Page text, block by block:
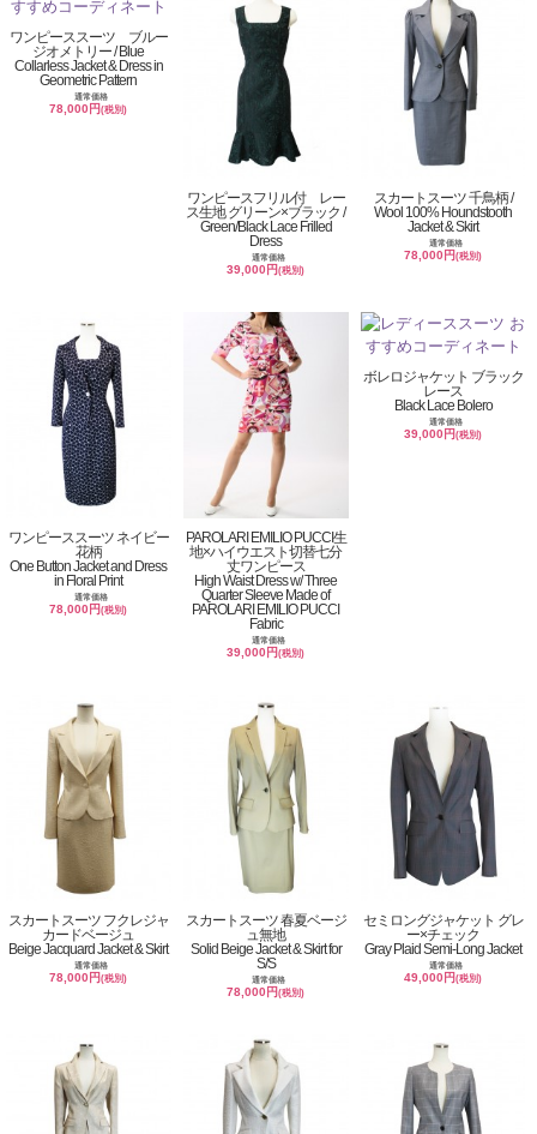
ワンピーススーツ ブルー
ジオメトリー / Blue
Collarless Jacket & Dress in
Geometric Pattern
通常価格
78,000円(税別)
ワンピースフリル付 レー
ス生地 グリーン×ブラック /
Green/Black Lace Frilled
Dress
通常価格
39,000円(税別)
スカートスーツ 千鳥柄 /
Wool 100% Houndstooth
Jacket & Skirt
通常価格
78,000円(税別)
ワンピーススーツ ネイビー
花柄
One Button Jacket and Dress
in Floral Print
通常価格
78,000円(税別)
PAROLARI EMILIO PUCCI生
地×ハイウエスト切替七分
丈ワンピース
High Waist Dress w/ Three
Quarter Sleeve Made of
PAROLARI EMILIO PUCCI
Fabric
通常価格
39,000円(税別)
ボレロジャケット ブラック
レース
Black Lace Bolero
通常価格
39,000円(税別)
スカートスーツ フクレジャ
カードベージュ
Beige Jacquard Jacket & Skirt
通常価格
78,000円(税別)
スカートスーツ 春夏ベージ
ュ無地
Solid Beige Jacket & Skirt for
S/S
通常価格
78,000円(税別)
セミロングジャケット グレ
ー×チェック
Gray Plaid Semi-Long Jacket
通常価格
49,000円(税別)